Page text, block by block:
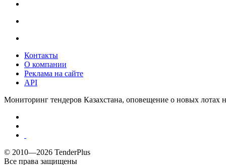
Контакты
О компании
Реклама на сайте
API
Мониторинг тендеров Казахстана, оповещение о новых лотах
© 2010—2026 TenderPlus
Все права защищены